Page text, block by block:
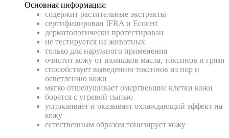
Основная информация:
содержит растительные экстракты
сертифицирован IFRA и Ecocert
дерматологически протестирован
не тестируется на животных
только для наружного применения
очистит кожу от излишков масла, токсинов и грязи
способствует выведению токсинов из пор и
осветлению кожи
мягко отшелушивает омертвевшие клетки кожи
борется с угревой сыпью
успокаивает и оказывает охлаждающий эффект на
кожу
естественным образом тонизирует кожу